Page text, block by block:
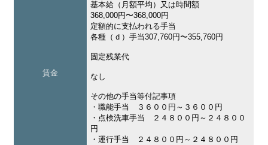
賃金
基本給（月額平均）又は時間額
368,000円〜368,000円
定額的に支払われる手当
各種（ｄ）手当307,760円〜355,760円
固定残業代
なし
その他の手当等付記事項
・職能手当 ３６００円～３６００円
・点検洗車手当 ２４８００円～２４８００
円
・運行手当 ２４８００円～２４８００円